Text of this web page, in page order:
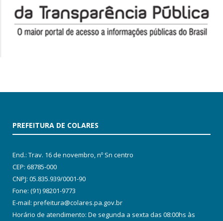
PREFEITURA DE COLARES
End.: Trav. 16 de novembro, nº Sn centro
CEP: 68785-000
CNPJ: 05.835.939/0001-90
Fone: (91) 98201-9773
E-mail: prefeitura@colares.pa.gov.br
Horário de atendimento: De segunda a sexta das 08:00hs às